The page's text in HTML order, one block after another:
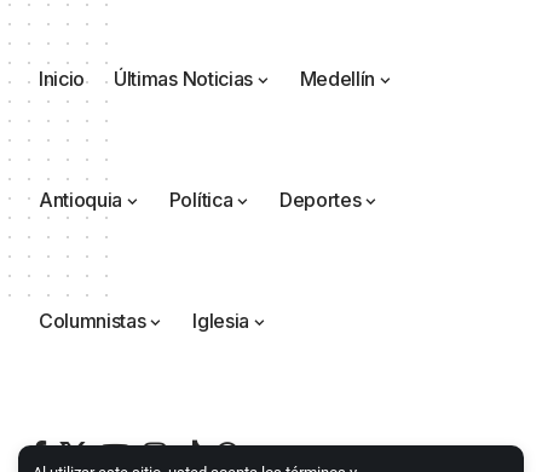
Inicio Últimas Noticias Medellín
Antioquia Política Deportes
Columnistas Iglesia